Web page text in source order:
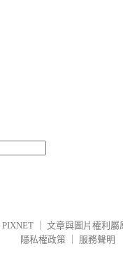
PIXNET
文章與圖片權利屬
隱私權政策
服務聲明